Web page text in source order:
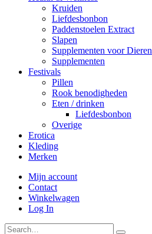
Kruiden
Liefdesbonbon
Paddenstoelen Extract
Slapen
Supplementen voor Dieren
Supplementen
Festivals
Pillen
Rook benodigheden
Eten / drinken
Liefdesbonbon
Overige
Erotica
Kleding
Merken
Mijn account
Contact
Winkelwagen
Log In